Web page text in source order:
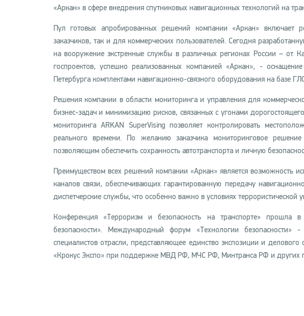
«Аркан» в сфере внедрения спутниковых навигационных технологий на
Пул готовых апробированных решений компании «Аркан» включает
заказчиков, так и для коммерческих пользователей. Сегодня
на вооружение экстренные службы в различных регионах России – от
госпроектов, успешно реализованных компанией «Аркан», -
Петербурга комплектами навигационно-связного оборудования на базе
Решения компании в области мониторинга и управления для
бизнес-задач и минимизацию рисков, связанных с угонами
мониторинга ARKAN SuperVising позволяет контролировать
реального времени. По желанию заказчика мониторинговое
позволяющим обеспечить сохранность автотранспорта и личную
Преимуществом всех решений компании «Аркан» является возможность
каналов связи, обеспечивающих гарантированную передачу
диспетчерские службы, что особенно важно в условиях террористической
Конференция «Терроризм и безопасность на транспорте» прошла
безопасности». Международный форум «Технологии
специалистов отрасли, представляющее единство экспозиции и
«Крокус Экспо» при поддержке МВД РФ, МЧС РФ, Минтранса РФ и других